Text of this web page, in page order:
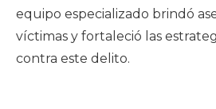
equipo especializado brindó
víctimas y fortaleció las
contra este delito.